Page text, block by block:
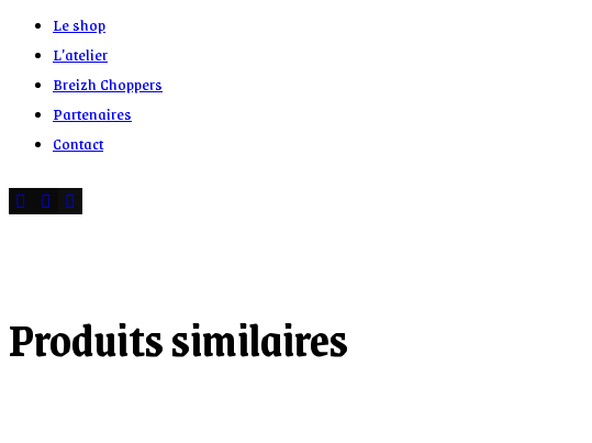
Le shop
L’atelier
Breizh Choppers
Partenaires
Contact
Produits similaires